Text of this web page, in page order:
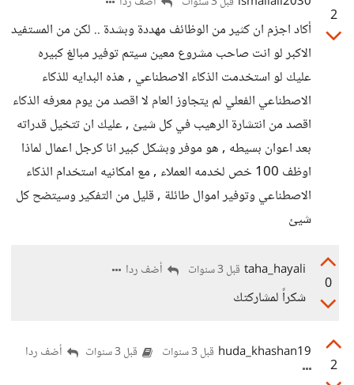
2
أكاد اجزم ان كثير من الوظائف مهددة وبشدة .. لكن من المستفيد
الاكبر لو انت صاحب مشروع معين سيتم توفير مبالغ كبيره
عليك لو استخدمت الذكاء الاصطناعي , هذه البدايه للذكاء
الاصطناعي الفعلي لم يتجاوز العام لا اقصد من يوم معرفه الذكاء
اقصد من انتشارة الرهيب في كل شيئ , عليك ان تتخيل قدراته
بعد اعوان بسيطه , هو موفر وبشكل كبير انا كرجل اعمال لماذا
اوظف 100 خص لخدمه العملاء , مع امكانيه استخدام الذكاء
الاصطناعي وتوفير اموال طائلة , قليل من التفكير وسيتضح كل
شيئ
0
taha_hayali قبل 3 سنوات أضف ردا
شكراً لمشاركتك
2
huda_khashan19 قبل 3 سنوات قبل 3 سنوات أضف ردا